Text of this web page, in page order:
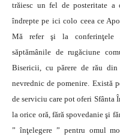
trăiesc un fel de posteritate a
îndrepte pe ici colo ceea ce
Mă refer şi la conferinţele
săptămânile de rugăciune
Bisericii, cu părere de rău
nevrednic de pomenire. Există
de serviciu care pot oferi Sfânta
la orice oră, fără spovedanie şi
” înţelegere ” pentru omul